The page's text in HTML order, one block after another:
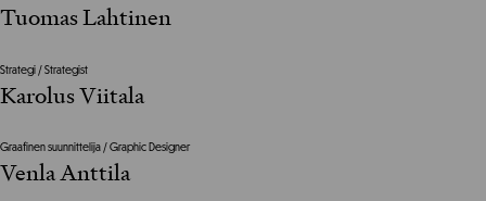
Tuomas Lahtinen
Strategi / Strategist
Karolus Viitala
Graafinen suunnittelija / Graphic Designer
Venla Anttila